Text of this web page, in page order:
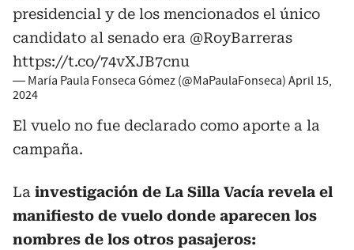
presidencial y de los mencionados el único
candidato al senado era @RoyBarreras
https://t.co/74vXJB7cnu
— María Paula Fonseca Gómez (@MaPaulaFonseca) April 15,
2024
El vuelo no fue declarado como aporte a la
campaña.
La investigación de La Silla Vacía revela el
manifiesto de vuelo donde aparecen los
nombres de los otros pasajeros: